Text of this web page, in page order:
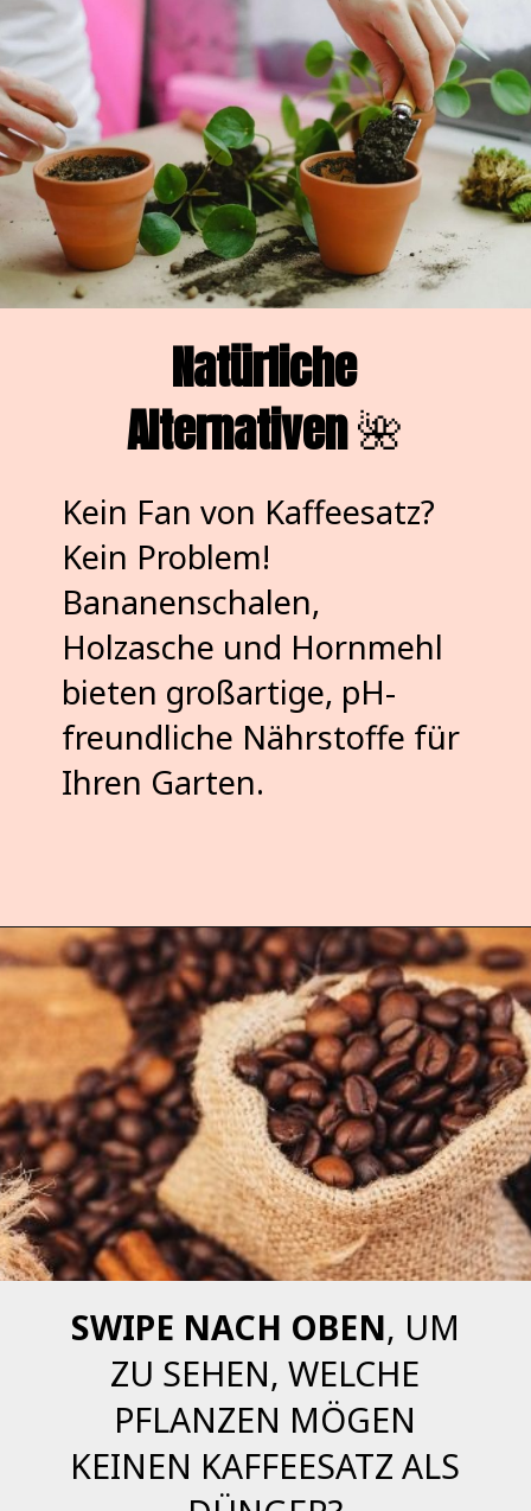
Opening
Natürliche
Alternativen🌺
Kein Fan von Kaffeesatz?
Kein Problem!
Bananenschalen,
Holzasche und Hornmehl
bieten großartige, pH-
freundliche Nährstoffe für
Ihren Garten.
Opening https://pflanzensache.de/welche-pflanzen-mogen-keinen-kaffeesatz/
SWIPE NACH OBEN, UM
ZU SEHEN, WELCHE
PFLANZEN MÖGEN
KEINEN KAFFEESATZ ALS